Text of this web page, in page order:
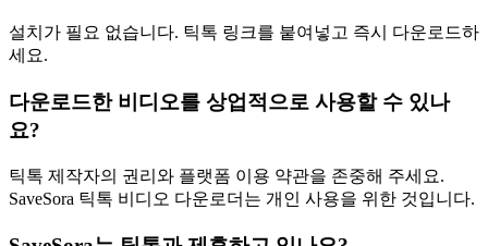
설치가 필요 없습니다. 틱톡 링크를 붙여넣고 즉시 다운로드하
세요.
다운로드한 비디오를 상업적으로 사용할 수 있나
요?
틱톡 제작자의 권리와 플랫폼 이용 약관을 존중해 주세요.
SaveSora 틱톡 비디오 다운로더는 개인 사용을 위한 것입니다.